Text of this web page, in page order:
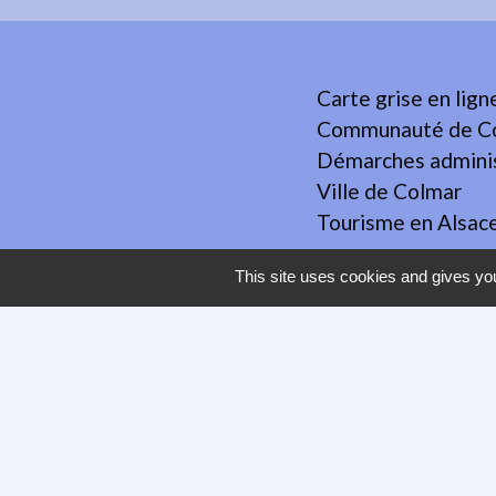
Carte grise en
Communauté de
Démarches
Ville de Colmar
Tourisme en
Mentions légales -
This site uses cookies and gives